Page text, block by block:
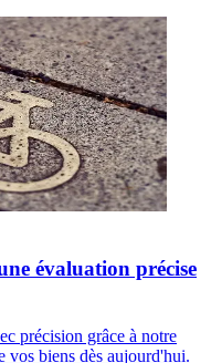
évaluation précise
précision grâce à notre
vos biens dès aujourd'hui.